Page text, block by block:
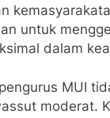
untuk
dalam
MUI
moderat.